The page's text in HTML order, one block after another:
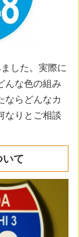
した。実際に
んな色の組み
ならどんなカ
なりとご相談
て